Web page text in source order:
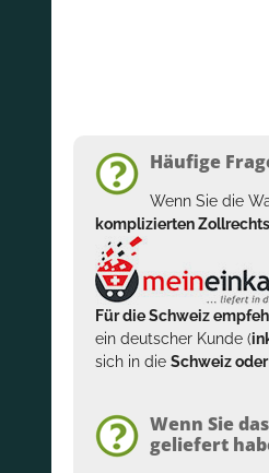
Häufige
Wenn Sie die
komplizierten
Für die Schweiz
ein deutscher Kunde (
sich in die Schweiz
Wenn Sie
geliefert